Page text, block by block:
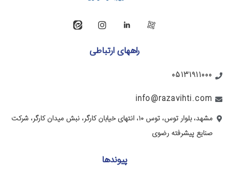
راههای ارتباطی
05131911000
info@razavihti.com
مشهد، بلوار توس، توس ۱۰، انتهای خیابان کارگر، نبش میدان کارگر، شرکت
صنایع پیشرفته رضوی
پیوندها